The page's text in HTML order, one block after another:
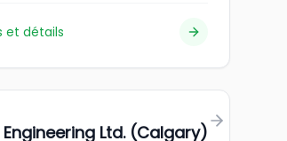
et détails
Engineering Ltd. (Calgary)